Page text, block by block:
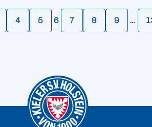
4 5 6 7 8 9 …